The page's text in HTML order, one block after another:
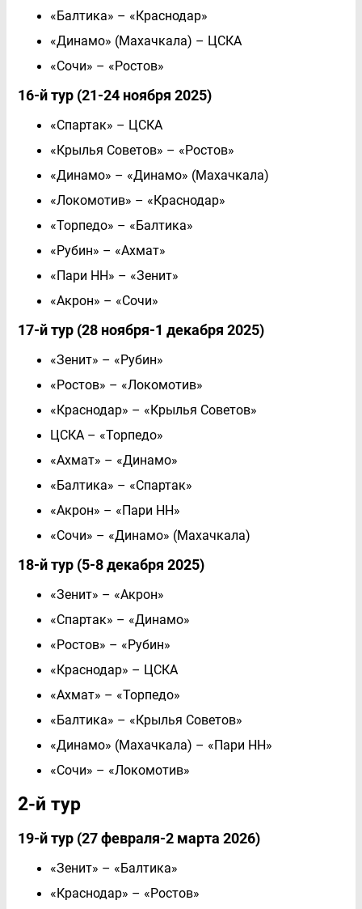
«Балтика» – «Краснодар»
«Динамо» (Махачкала) – ЦСКА
«Сочи» – «Ростов»
16-й тур (21-24 ноября 2025)
«Спартак» – ЦСКА
«Крылья Советов» – «Ростов»
«Динамо» – «Динамо» (Махачкала)
«Локомотив» – «Краснодар»
«Торпедо» – «Балтика»
«Рубин» – «Ахмат»
«Пари НН» – «Зенит»
«Акрон» – «Сочи»
17-й тур (28 ноября-1 декабря 2025)
«Зенит» – «Рубин»
«Ростов» – «Локомотив»
«Краснодар» – «Крылья Советов»
ЦСКА – «Торпедо»
«Ахмат» – «Динамо»
«Балтика» – «Спартак»
«Акрон» – «Пари НН»
«Сочи» – «Динамо» (Махачкала)
18-й тур (5-8 декабря 2025)
«Зенит» – «Акрон»
«Спартак» – «Динамо»
«Ростов» – «Рубин»
«Краснодар» – ЦСКА
«Ахмат» – «Торпедо»
«Балтика» – «Крылья Советов»
«Динамо» (Махачкала) – «Пари НН»
«Сочи» – «Локомотив»
2-й тур
19-й тур (27 февраля-2 марта 2026)
«Зенит» – «Балтика»
«Краснодар» – «Ростов»